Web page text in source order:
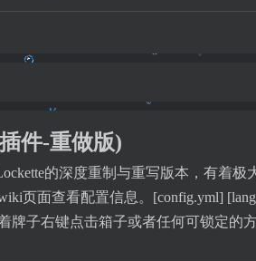
件-重做版)
的深度重制与重写版本，有着
页面查看配置信息。[config.yml]
牌子右键点击箱子或者任何可锁定的